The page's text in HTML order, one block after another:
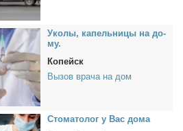
Уко­лы, ка­пель­ни­цы на до­
му.
Копейск
Вызов врача на дом
Сто­ма­то­лог у Вас до­ма